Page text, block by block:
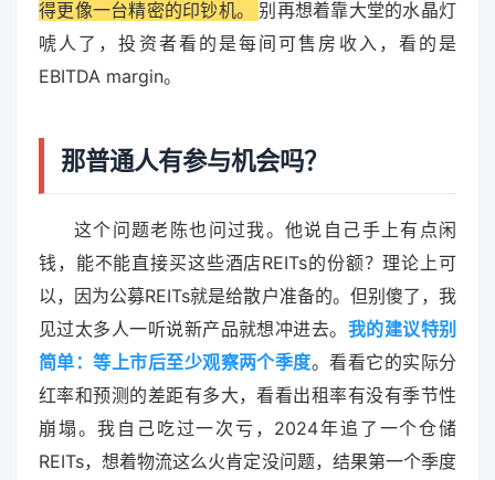
得更像一台精密的印钞机。
别再想着靠大堂的水晶灯
唬人了，投资者看的是每间可售房收入，看的是
EBITDA margin。
那普通人有参与机会吗？
这个问题老陈也问过我。他说自己手上有点闲
钱，能不能直接买这些酒店REITs的份额？理论上可
以，因为公募REITs就是给散户准备的。但别傻了，我
见过太多人一听说新产品就想冲进去。 我的建议特别
简单：等上市后至少观察两个季度。看看它的实际分
红率和预测的差距有多大，看看出租率有没有季节性
崩塌。我自己吃过一次亏，2024年追了一个仓储
REITs，想着物流这么火肯定没问题，结果第一个季度